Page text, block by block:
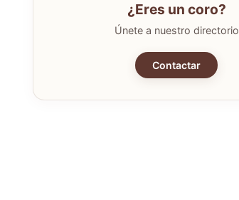
¿Eres un coro?
Únete a nuestro directorio
Contactar